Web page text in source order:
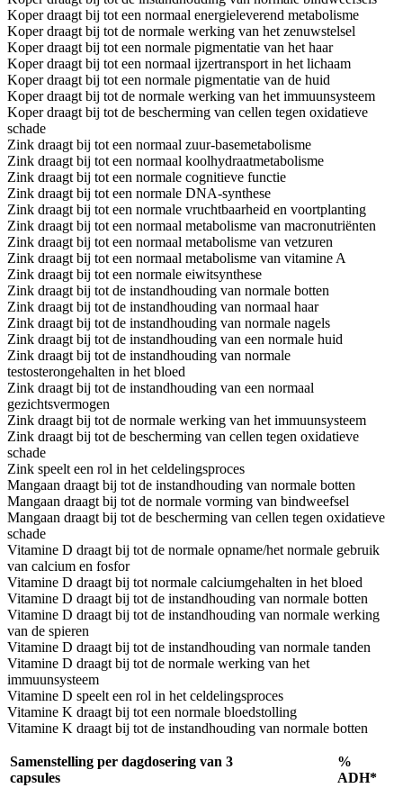
Koper draagt bij tot een normaal energieleverend metabolisme
Koper draagt bij tot de normale werking van het zenuwstelsel
Koper draagt bij tot een normale pigmentatie van het haar
Koper draagt bij tot een normaal ijzertransport in het lichaam
Koper draagt bij tot een normale pigmentatie van de huid
Koper draagt bij tot de normale werking van het immuunsysteem
Koper draagt bij tot de bescherming van cellen tegen oxidatieve
schade
Zink draagt bij tot een normaal zuur-basemetabolisme
Zink draagt bij tot een normaal koolhydraatmetabolisme
Zink draagt bij tot een normale cognitieve functie
Zink draagt bij tot een normale DNA-synthese
Zink draagt bij tot een normale vruchtbaarheid en voortplanting
Zink draagt bij tot een normaal metabolisme van macronutriënten
Zink draagt bij tot een normaal metabolisme van vetzuren
Zink draagt bij tot een normaal metabolisme van vitamine A
Zink draagt bij tot een normale eiwitsynthese
Zink draagt bij tot de instandhouding van normale botten
Zink draagt bij tot de instandhouding van normaal haar
Zink draagt bij tot de instandhouding van normale nagels
Zink draagt bij tot de instandhouding van een normale huid
Zink draagt bij tot de instandhouding van normale
testosterongehalten in het bloed
Zink draagt bij tot de instandhouding van een normaal
gezichtsvermogen
Zink draagt bij tot de normale werking van het immuunsysteem
Zink draagt bij tot de bescherming van cellen tegen oxidatieve
schade
Zink speelt een rol in het celdelingsproces
Mangaan draagt bij tot de instandhouding van normale botten
Mangaan draagt bij tot de normale vorming van bindweefsel
Mangaan draagt bij tot de bescherming van cellen tegen oxidatieve
schade
Vitamine D draagt bij tot de normale opname/het normale gebruik
van calcium en fosfor
Vitamine D draagt bij tot normale calciumgehalten in het bloed
Vitamine D draagt bij tot de instandhouding van normale botten
Vitamine D draagt bij tot de instandhouding van normale werking
van de spieren
Vitamine D draagt bij tot de instandhouding van normale tanden
Vitamine D draagt bij tot de normale werking van het
immuunsysteem
Vitamine D speelt een rol in het celdelingsproces
Vitamine K draagt bij tot een normale bloedstolling
Vitamine K draagt bij tot de instandhouding van normale botten
Samenstelling per dagdosering van 3
capsules
%
ADH*